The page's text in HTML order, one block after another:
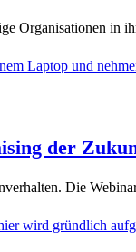
Organisationen in
der
Die